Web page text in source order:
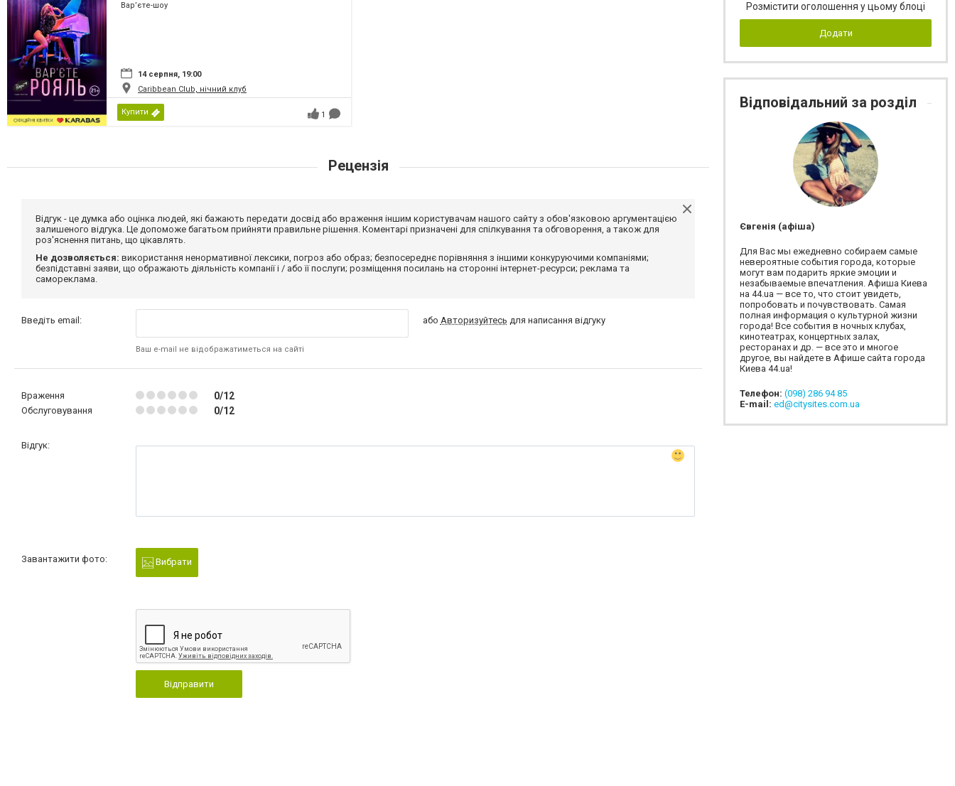
Вар’єте-шоу
14 серпня, 19:00
Caribbean Club, нічний клуб
Купити 1
Рецензія
Відгук - це думка або оцінка людей, які бажають передати досвід або враження іншим користувачам нашого сайту з обов'язковою аргументацією
залишеного відгука. Це допоможе багатьом прийняти правильне рішення. Коментарі призначені для спілкування та обговорення, а також для
роз'яснення питань, що цікавлять.
Не дозволяється: використання ненормативної лексики, погроз або образ; безпосереднє порівняння з іншими конкуруючими компаніями;
безпідставні заяви, що ображають діяльність компанії і / або її послуги; розміщення посилань на сторонні інтернет-ресурси; реклама та
самореклама.
Введіть email:
Ваш e-mail не відображатиметься на сайті
або Авторизуйтесь для написання відгуку
Враження 0/12
Обслуговування 0/12
Відгук:
Завантажити фото: Вибрати
Відправити
Розмістити оголошення у цьому блоці
Додати
Відповідальний за розділ
Євгенія (афіша)
Для Вас мы ежедневно собираем самые
невероятные события города, которые
могут вам подарить яркие эмоции и
незабываемые впечатления. Афиша Киева
на 44.ua — все то, что стоит увидеть,
попробовать и почувствовать. Самая
полная информация о культурной жизни
города! Все события в ночных клубах,
кинотеатрах, концертных залах,
ресторанах и др. — все это и многое
другое, вы найдете в Афише сайта города
Киева 44.ua!
Телефон: (098) 286 94 85
E-mail: ed@citysites.com.ua